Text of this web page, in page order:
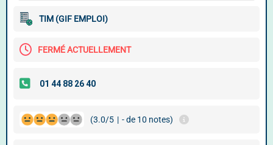
TIM (GIF EMPLOI)
FERMÉ ACTUELLEMENT
(3.0/5 | - de 10 notes)